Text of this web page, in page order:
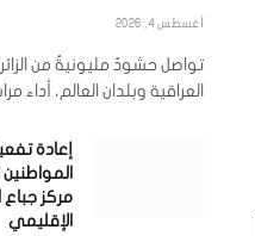
أغسطس 4, 2026
تواصل حشودٌ مليونيةٌ من
العراقية وبلدان العالم، أداء
إعادة
مركز جباع
الإقليمي